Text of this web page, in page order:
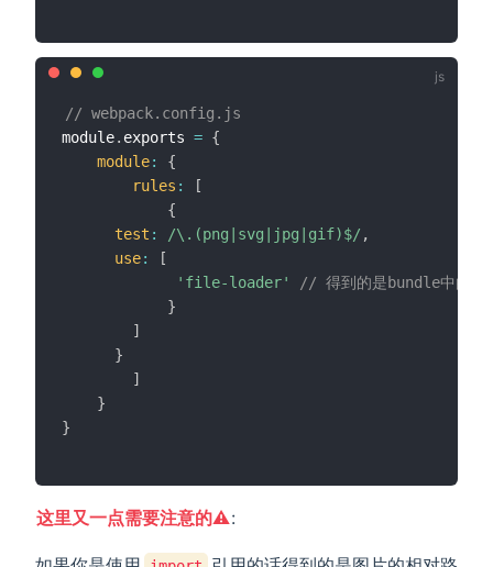
// webpack.config.js
module. exports = {
module:
{
rules :
[
{
test : /\.(png|svg|jpg|gif)$/ ,
use:
[
'file-loader'
// 得到的是bundle中的
}
]
}
]
}
}
这里又一点需要注意的⚠️: